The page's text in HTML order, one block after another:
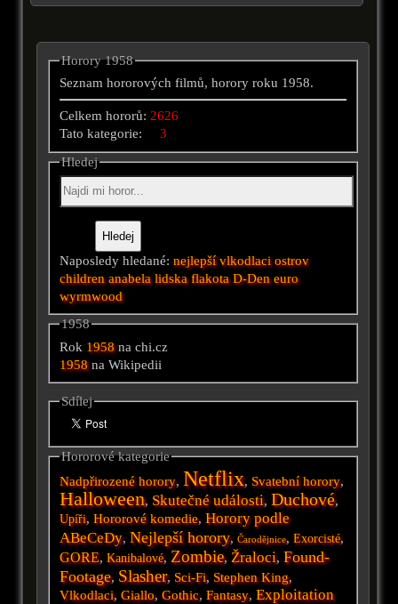
Horory 1958
Seznam hororových filmů, horory roku 1958.
Celkem hororů:2626
Tato kategorie:3
Hledej
Naposledy hledané:nejlepší vlkodlaci ostrov
children anabela lidska flakota D-Den euro
wyrmwood
1958
Rok 1958na chi.cz
1958na Wikipedii
Sdílej
Hororové kategorie
Nadpřirozené horory, Netflix, Svatební horory,
Halloween, Skutečné události, Duchové,
Upíři,Hororové komedie,Horory podle
ABeCeDy, Nejlepší horory,Čarodějnice,Exorcisté,
GORE,Kanibalové, Zombie, Žraloci, Found-
Footage, Slasher, Sci-Fi, Stephen King,
Vlkodlaci,Giallo,Gothic,Fantasy,Exploitation